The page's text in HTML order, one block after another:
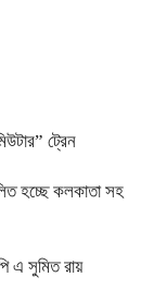
ট্রেন
হচ্ছে কলকাতা সহ
এ সুমিত রায়